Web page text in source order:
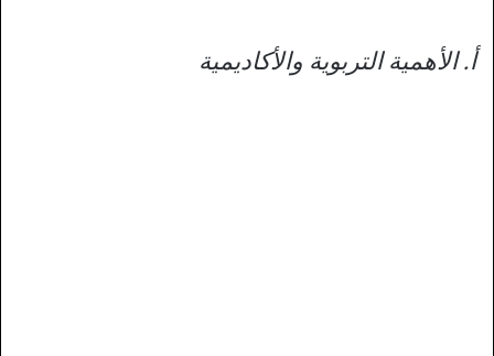
أ. الأهمية التربوية والأكاديمية